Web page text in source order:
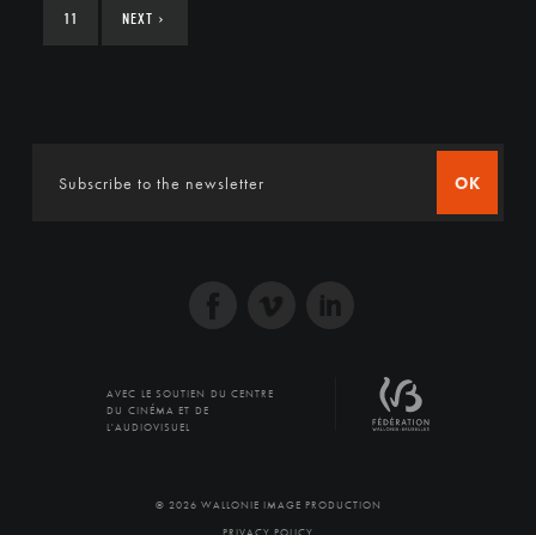
11 NEXT ›
OK
AVEC LE SOUTIEN DU CENTRE
DU CINÉMA ET DE
L'AUDIOVISUEL
© 2026 WALLONIE IMAGE PRODUCTION